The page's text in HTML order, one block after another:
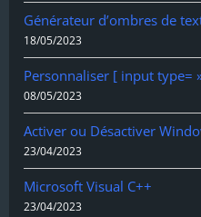
Générateur d’ombres de
18/05/2023
Personnaliser [ input type=
08/05/2023
Activer ou Désactiver
23/04/2023
Microsoft Visual C++
23/04/2023